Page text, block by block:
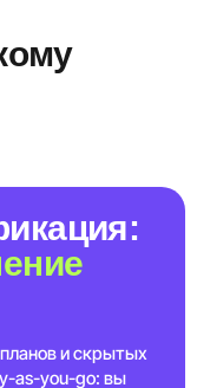
и скрытых
as-you-go: вы